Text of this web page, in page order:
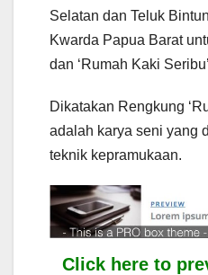
Selatan dan Teluk
Kwarda Papua Barat
dan ‘Rumah Kaki
Dikatakan Rengkung
adalah karya seni yang
teknik kepramukaan.
Click here to